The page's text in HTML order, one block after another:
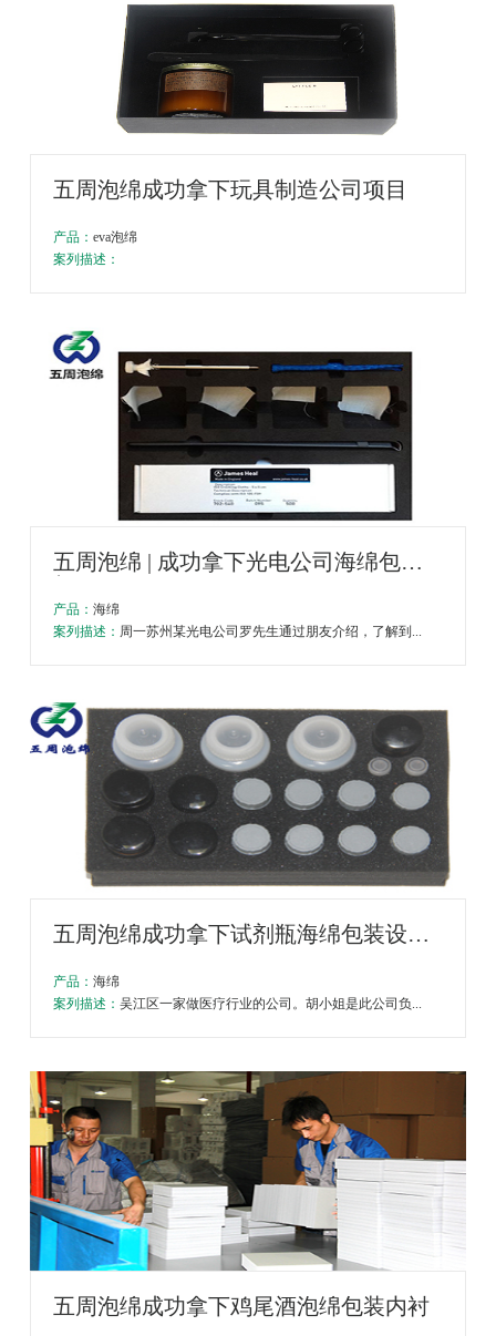
五周泡绵成功拿下玩具制造公司项目
产品：eva泡绵
案列描述：
五周泡绵 | 成功拿下光电公司海绵包装
产品：海绵
案列描述： 周一苏州某光电公司罗先生通过朋友介绍，了解到...
五周泡绵成功拿下试剂瓶海绵包装设计
产品：海绵
案列描述：吴江区一家做医疗行业的公司。胡小姐是此公司负...
五周泡绵成功拿下鸡尾酒泡绵包装内衬